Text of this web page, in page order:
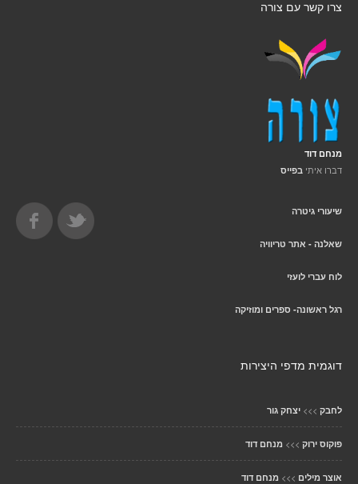
צרו קשר עם צורה
מנחם דוד
דברו איתי בפייס
שיעורי גיטרה
שאלנה - אתר טריוויה
לוח עברי לועזי
רגל ראשונה- ספרים ומוזיקה
דוגמית מדפי היצירות
לחבק >>> יצחק גור
פוקוס ירוק >>> מנחם דוד
אוצר מילים >>> מנחם דוד